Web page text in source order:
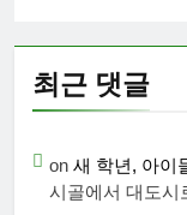
최근 댓글
on 새 학년, 아이
시골에서 대도시